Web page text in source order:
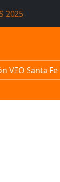
2025
VEO Santa Fe